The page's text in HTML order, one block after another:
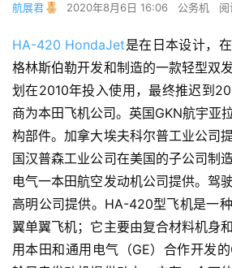
航展君 2020年8月6日 16:06 公务机
HA-420 HondaJet是在日本设计，
格林斯伯勒开发和制造的一款轻型双
划在2010年投入使用，最终推迟到
商为本田飞机公司。英国GKN航宇亚
构部件。加拿大埃夫科尔普工业公司
国汉普森工业公司在美国的子公司制
电气一本田航空发动机公司提供。驾
高明公司提供。HA-420型飞机是一
翼单翼飞机；它主要由复合材料机身
用本田和通用电气（GE）合作开发